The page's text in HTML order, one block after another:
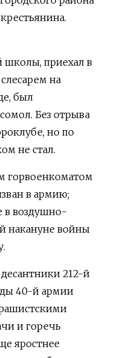
школы, приехал в
на
был
Без отрыва
но по
не стал.
горвоенкоматом
в армию;
в воздушно-
накануне войны
десантники 212-й
40-й армии
и горечь
яростнее